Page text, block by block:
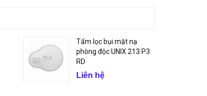
Tấm lọc bụi mặt nạ
phòng độc UNIX 213 P3
RD
Liên hệ